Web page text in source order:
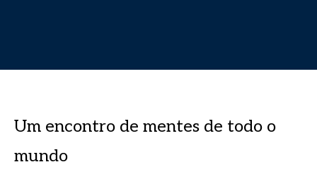
Um encontro de mentes de todo o
mundo